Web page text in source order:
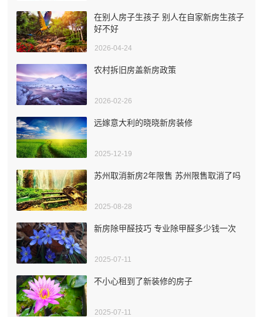
在别人房子生孩子 别人在自家新房生孩子
好不好
2026-04-24
农村拆旧房盖新房政策
2026-02-26
远嫁意大利的晓晓新房装修
2025-12-19
苏州取消新房2年限售 苏州限售取消了吗
2025-08-28
新房除甲醛技巧 专业除甲醛多少钱一次
2025-07-11
不小心租到了新装修的房子
2025-07-11